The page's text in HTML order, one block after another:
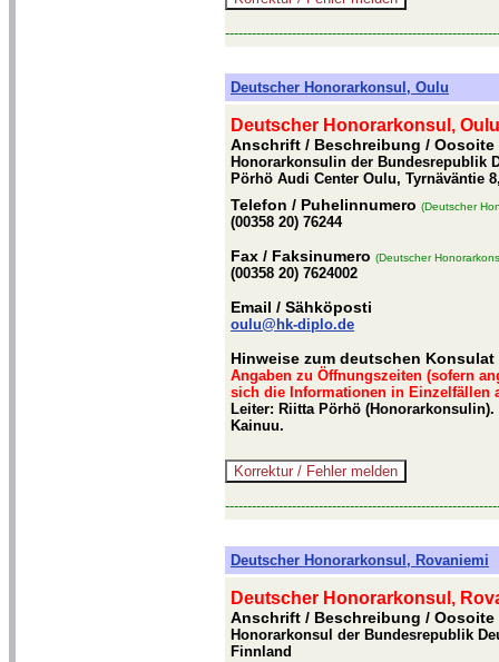
Deutscher Honorarkonsul, Oulu
Deutscher Honorarkonsul, Oulu
Anschrift / Beschreibung / Oosoite
Honorarkonsulin der Bundesrepublik
Pörhö Audi Center Oulu, Tyrnäväntie
Telefon / Puhelinnumero (Deutscher
(00358 20) 76244
Fax / Faksinumero (Deutscher
(00358 20) 7624002
Email / Sähköposti
oulu@hk-diplo.de
Hinweise zum deutschen
Angaben zu Öffnungszeiten (sofern
sich die Informationen in Einzelfällen
Leiter: Riitta Pörhö
Kainuu.
Deutscher Honorarkonsul, Rovaniemi
Deutscher Honorarkonsul,
Anschrift / Beschreibung / Oosoite
Honorarkonsul der Bundesrepublik
Finnland